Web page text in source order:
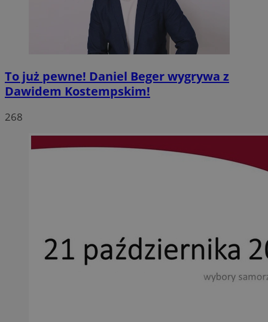
To już pewne! Daniel Beger wygrywa z
Dawidem Kostempskim!
268